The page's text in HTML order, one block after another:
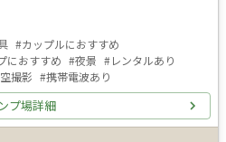
#カップルにおすすめ
におすすめ #夜景 #レンタルあり
撮影 #携帯電波あり
プ場詳細